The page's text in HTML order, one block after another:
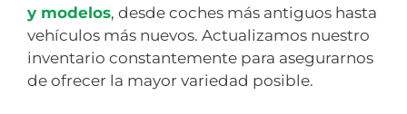
y modelos, desde coches más antiguos hasta
vehículos más nuevos. Actualizamos nuestro
inventario constantemente para asegurarnos
de ofrecer la mayor variedad posible.